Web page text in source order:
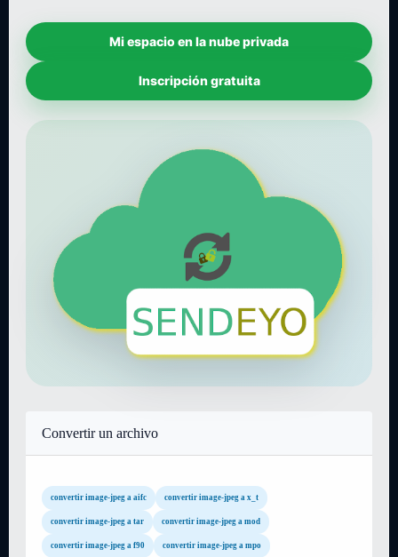
Mi espacio en la nube privada
Inscripción gratuita
Convertir un archivo
convertir image-jpeg a aifc convertir image-jpeg a x_t
convertir image-jpeg a tar convertir image-jpeg a mod
convertir image-jpeg a f90 convertir image-jpeg a mpo